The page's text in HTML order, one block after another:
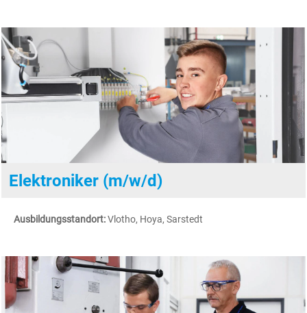
Elektroniker (m/w/d)
Ausbildungsstandort:Vlotho, Hoya, Sarstedt